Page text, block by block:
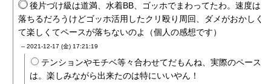
後片づけ級は道満、水着BB、ゴッホでまわってたわ。速度は
落ちるだろうけどゴッホ活用したクリ殴り周回、ダメがおかしく
て楽しくてペースが落ちないのよ（個人の感想です）
-- 2021-12-17 (金) 17:21:19
テンションやモチベ等々合わせてだもんね、実際のペース
は。楽しみながら出来たのは特にいいやん！